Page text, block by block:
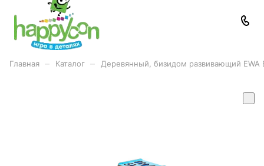
Главная Каталог Деревянный, бизидом развивающий